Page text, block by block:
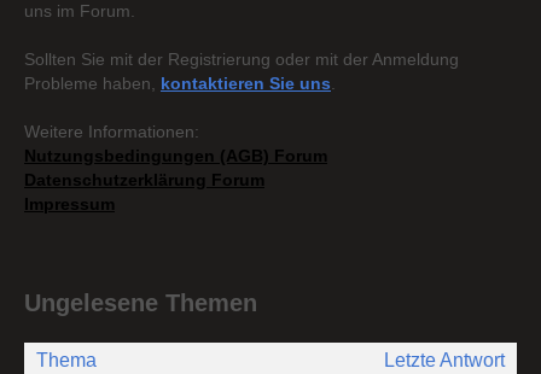
uns im Forum.
Sollten Sie mit der Registrierung oder mit der Anmeldung
Probleme haben, kontaktieren Sie uns
Weitere Informationen:
Nutzungsbedingungen (AGB) Forum
Datenschutzerklärung Forum
Impressum
Ungelesene Themen
Thema Letzte Antwort